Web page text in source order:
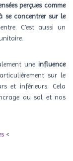
perçues comme
se concentrer sur le
C’est aussi un
une influence
sur le
et inférieurs. Cela
au sol et nos
<